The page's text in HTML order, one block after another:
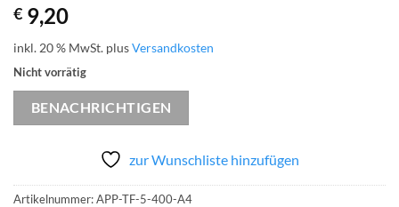
€ 9,20
inkl. 20 % MwSt. plusVersandkosten
Nicht vorrätig
BENACHRICHTIGEN
zur Wunschliste hinzufügen
Artikelnummer:APP-TF-5-400-A4